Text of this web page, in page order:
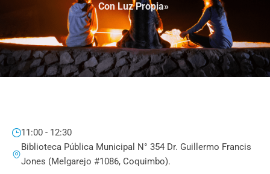
Con Luz Propia»
11:00 - 12:30
Biblioteca Pública Municipal N° 354 Dr. Guillermo Francis
Jones (Melgarejo #1086, Coquimbo).